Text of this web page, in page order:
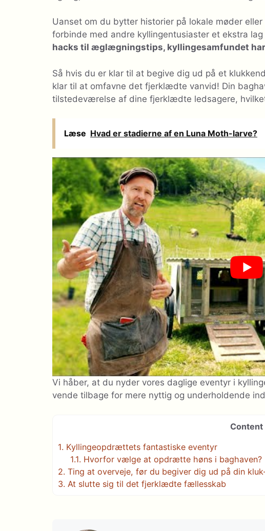
Uanset om du bytter historier på lokale møder
forbinde med andre kyllingentusiaster et ekstra
hacks til æglægningstips, kyllingesamfundet
Så hvis du er klar til at begive dig ud på et
klar til at omfavne det fjerklædte vanvid! Din
tilstedeværelse af dine fjerklædte ledsagere,
Læse Hvad er stadierne af en Luna Moth-larve?
Vi håber, at du nyder vores daglige eventyr i
vende tilbage for mere nyttig og underholdende
Content
1. Kyllingeopdrættets fantastiske eventyr
1.1. Hvorfor vælge at opdrætte høns i baghaven?
2. Ting at overveje, før du begiver dig ud på din
3. At slutte sig til det fjerklædte fællesskab